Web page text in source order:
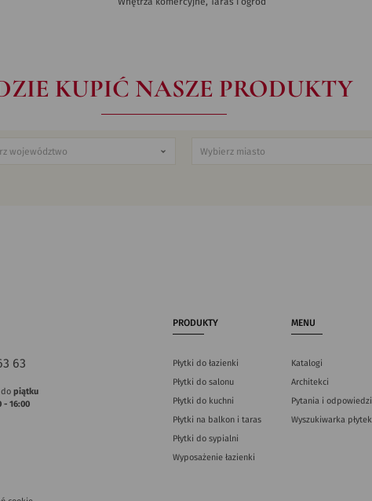
KUPIĆ NASZE PRODUKTY
63
piątku
- 16:00
PRODUKTY
Płytki do łazienki
Płytki do salonu
Płytki do kuchni
Płytki na balkon i taras
Płytki do sypialni
Wyposażenie łazienki
MENU
Katalogi
Architekci
Pytania i odpowiedzi
Wyszukiwarka płytek